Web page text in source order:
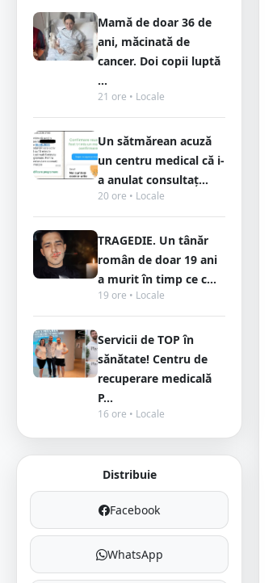
Mamă de doar 36 de
ani, măcinată de
cancer. Doi copii luptă
...
21 ore • Locale
Un sătmărean acuză
un centru medical că i-
a anulat consultaț...
20 ore • Locale
TRAGEDIE. Un tânăr
român de doar 19 ani
a murit în timp ce c...
19 ore • Locale
Servicii de TOP în
sănătate! Centru de
recuperare medicală
P...
16 ore • Locale
Distribuie
Facebook
WhatsApp